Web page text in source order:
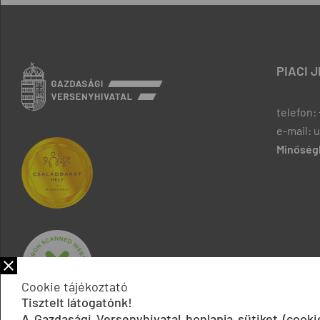
PIACI
telefon:
e-mail:
Cookie tájékoztató
Tisztelt látogatónk!